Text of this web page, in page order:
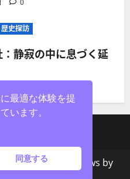
0
史探訪
静寂の中に息づく延
じます。| MoreNews by
最適な体験を提
います。
同意する